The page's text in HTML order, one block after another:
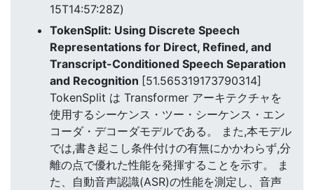
15T14:57:28Z)
TokenSplit: Using Discrete Speech
Representations for Direct, Refined, and
Transcript-Conditioned Speech Separation
and Recognition [51.565319173790314]
TokenSplit は Transformer アーキテクチャを
使用するシーケンス・ツー・シーケンス・エン
コーダ・デコーダモデルである。 また,本モデル
では,書き起こし条件付けの有無にかかわらず,分
離の点で優れた性能を発揮することを示す。 ま
た、自動音声認識(ASR)の性能を測定し、音声